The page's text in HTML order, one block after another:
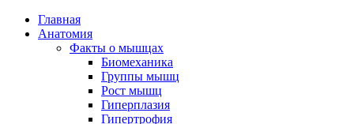
Главная
Анатомия
Факты о мышцах
Биомеханика
Группы мышц
Рост мышц
Гиперплазия
Гипертрофия